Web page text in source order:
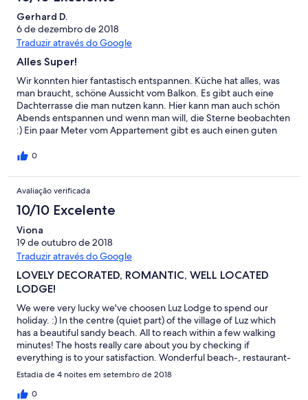
Gerhard D.
6 de dezembro de 2018
Traduzir através do Google
Alles Super!
Wir konnten hier fantastisch entspannen. Küche hat alles, was
man braucht, schöne Aussicht vom Balkon. Es gibt auch eine
Dachterrasse die man nutzen kann. Hier kann man auch schön
Abends entspannen und wenn man will, die Sterne beobachten
:) Ein paar Meter vom Appartement gibt es auch einen guten
0
Avaliação verificada
10/10 Excelente
Viona
19 de outubro de 2018
Traduzir através do Google
LOVELY DECORATED, ROMANTIC, WELL LOCATED
LODGE!
We were very lucky we've choosen Luz Lodge to spend our
holiday. :) In the centre (quiet part) of the village of Luz which
has a beautiful sandy beach. All to reach within a few walking
minutes! The hosts really care about you by checking if
everything is to your satisfaction. Wonderful beach-, restaurant-
and more suggestions in their information book. Very helpful!
Estadia de 4 noites em setembro de 2018
0